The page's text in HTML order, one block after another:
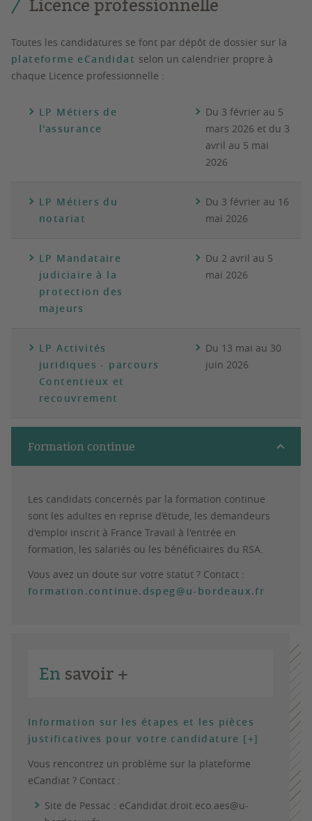
Licence professionnelle
Toutes les candidatures se font par dépôt de dossier sur la
plateforme eCandidat selon un calendrier propre à
chaque Licence professionnelle :
LP Métiers de
l'assurance
Du 3 février au 5
mars 2026 et du 3
avril au 5 mai
2026
LP Métiers du
notariat
Du 3 février au 16
mai 2026
LP Mandataire
judiciaire à la
protection des
majeurs
Du 2 avril au 5
mai 2026
LP Activités
juridiques - parcours
Contentieux et
recouvrement
Du 13 mai au 30
juin 2026
Formation continue
Les candidats concernés par la formation continue
sont les adultes en reprise d’étude, les demandeurs
d'emploi inscrit à France Travail à l'entrée en
formation, les salariés ou les bénéficiaires du RSA.
Vous avez un doute sur votre statut ? Contact :
formation.continue.dspeg@u-bordeaux.fr
En savoir +
Information sur les étapes et les pièces
justificatives pour votre candidature [+]
Vous rencontrez un problème sur la plateforme
eCandiat ? Contact :
Site de Pessac : eCandidat.droit.eco.aes@u-